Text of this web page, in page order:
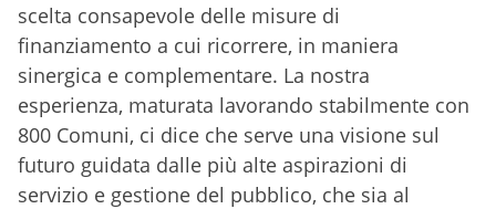
scelta consapevole delle misure di
finanziamento a cui ricorrere, in maniera
sinergica e complementare. La nostra
esperienza, maturata lavorando stabilmente con
800 Comuni, ci dice che serve una visione sul
futuro guidata dalle più alte aspirazioni di
servizio e gestione del pubblico, che sia al